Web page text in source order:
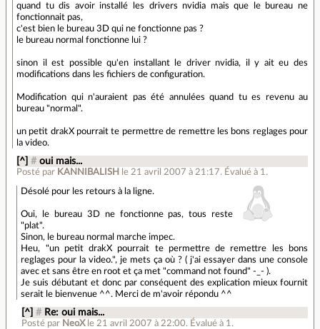
quand tu dis avoir installé les drivers nvidia mais que le bureau ne
fonctionnait pas,
c'est bien le bureau 3D qui ne fonctionne pas ?
le bureau normal fonctionne lui ?
sinon il est possible qu'en installant le driver nvidia, il y ait eu des
modifications dans les fichiers de configuration.
Modification qui n'auraient pas été annulées quand tu es revenu au
bureau "normal".
un petit drakX pourrait te permettre de remettre les bons reglages pour
la video.
[^] # oui mais...
Posté par KANNIBALISH le 21 avril 2007 à 21:17. Évalué à 1 .
Désolé pour les retours à la ligne.
Oui, le bureau 3D ne fonctionne pas, tous reste
"plat".
Sinon, le bureau normal marche impec.
Heu, "un petit drakX pourrait te permettre de remettre les bons
reglages pour la video.", je mets ça où ? ( j'ai essayer dans une console
avec et sans être en root et ça met "command not found" -_- ).
Je suis débutant et donc par conséquent des explication mieux fournit
serait le bienvenue ^^. Merci de m'avoir répondu ^^
[^] # Re: oui mais...
Posté par NeoX le 21 avril 2007 à 22:00.Évalué à 1.